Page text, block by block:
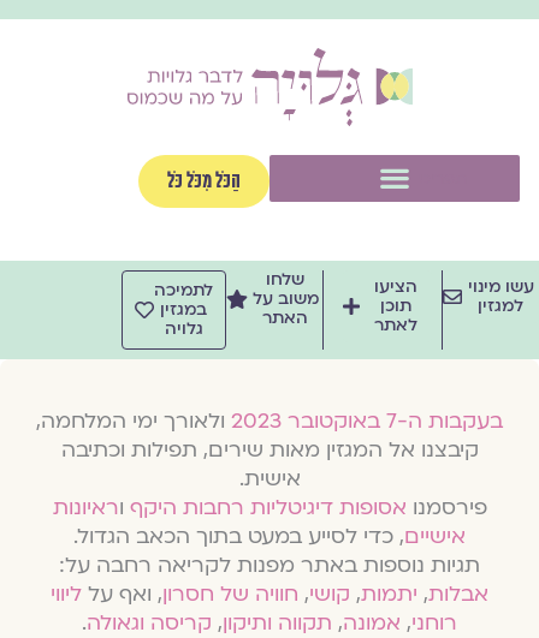
הַכֹּל מִכֹּל כֹּל
מינוי
למגזין
הציעו
תוכן
לאתר
שלחו
משוב על
האתר
לתמיכה
במגזין
גלויה
בעקבות ה-7 באוקטובר 2023
ולאורך ימי המלחמה,
קיבצנו אל המגזין מאות שירים, תפילות וכתיבה
אישית.
פירסמנואסופות דיגיטליות רחבות היקףוראיונות
אישיים, כדי לסייע במעט בתוך הכאב הגדול.
תגיות נוספות באתר מפנות לקריאה רחבה על:
אבלות,יתמות,קושי,חוויה של חסרון, ואף עלליווי
רוחני,אמונה,תקווה ותיקון,קריסה וגאולה.